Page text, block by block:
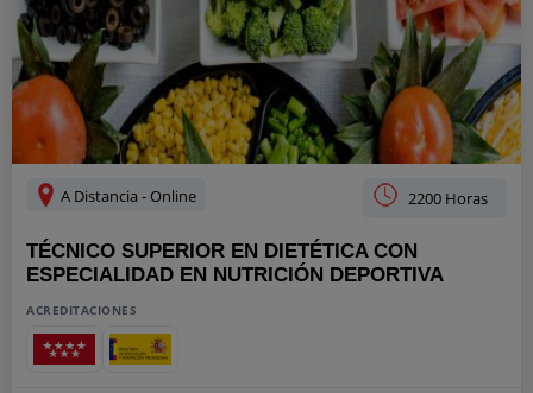
A Distancia - Online 2200 Horas
TÉCNICO SUPERIOR EN DIETÉTICA CON
ESPECIALIDAD EN NUTRICIÓN DEPORTIVA
ACREDITACIONES